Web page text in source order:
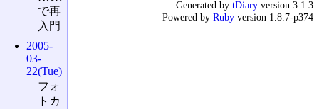
で再
入門
2005-
03-
22(Tue)
フォ
トカ
Generated by tDiary version 3.1.3
Powered by Ruby version 1.8.7-p374